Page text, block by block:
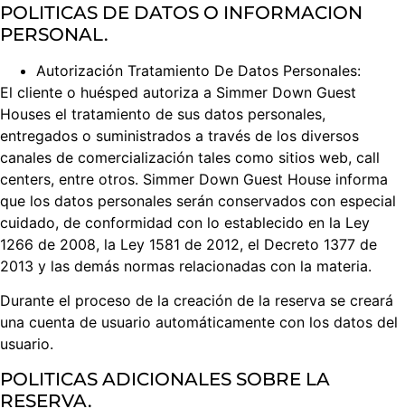
POLITICAS DE DATOS O INFORMACION
PERSONAL.
Autorización Tratamiento De Datos Personales:
El cliente o huésped autoriza a Simmer Down Guest
Houses el tratamiento de sus datos personales,
entregados o suministrados a través de los diversos
canales de comercialización tales como sitios web, call
centers, entre otros. Simmer Down Guest House informa
que los datos personales serán conservados con especial
cuidado, de conformidad con lo establecido en la Ley
1266 de 2008, la Ley 1581 de 2012, el Decreto 1377 de
2013 y las demás normas relacionadas con la materia.
Durante el proceso de la creación de la reserva se creará
una cuenta de usuario automáticamente con los datos del
usuario.
POLITICAS ADICIONALES SOBRE LA
RESERVA.